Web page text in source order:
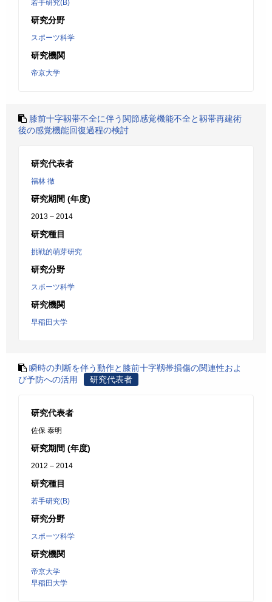
若手研究(B)
研究分野
スポーツ科学
研究機関
帝京大学
膝前十字靱帯不全に伴う関節感覚機能不全と靱帯再建術
後の感覚機能回復過程の検討
研究代表者
福林 徹
研究期間 (年度)
2013 – 2014
研究種目
挑戦的萌芽研究
研究分野
スポーツ科学
研究機関
早稲田大学
瞬時の判断を伴う動作と膝前十字靱帯損傷の関連性およ
び予防への活用
研究代表者
研究代表者
佐保 泰明
研究期間 (年度)
2012 – 2014
研究種目
若手研究(B)
研究分野
スポーツ科学
研究機関
帝京大学
早稲田大学